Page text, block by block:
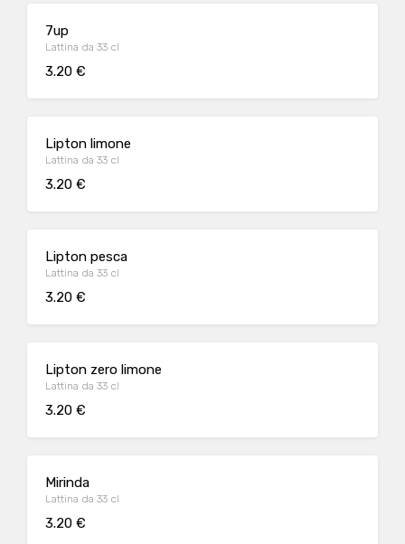
7up
Lattina da 33 cl
3.20 €
Lipton limone
Lattina da 33 cl
3.20 €
Lipton pesca
Lattina da 33 cl
3.20 €
Lipton zero limone
Lattina da 33 cl
3.20 €
Mirinda
Lattina da 33 cl
3.20 €